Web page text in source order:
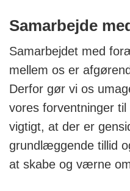
Samarbejde
Samarbejdet med
mellem os er
Derfor gør vi os
vores forventninger
vigtigt, at der er
grundlæggende tillid
at skabe og værne